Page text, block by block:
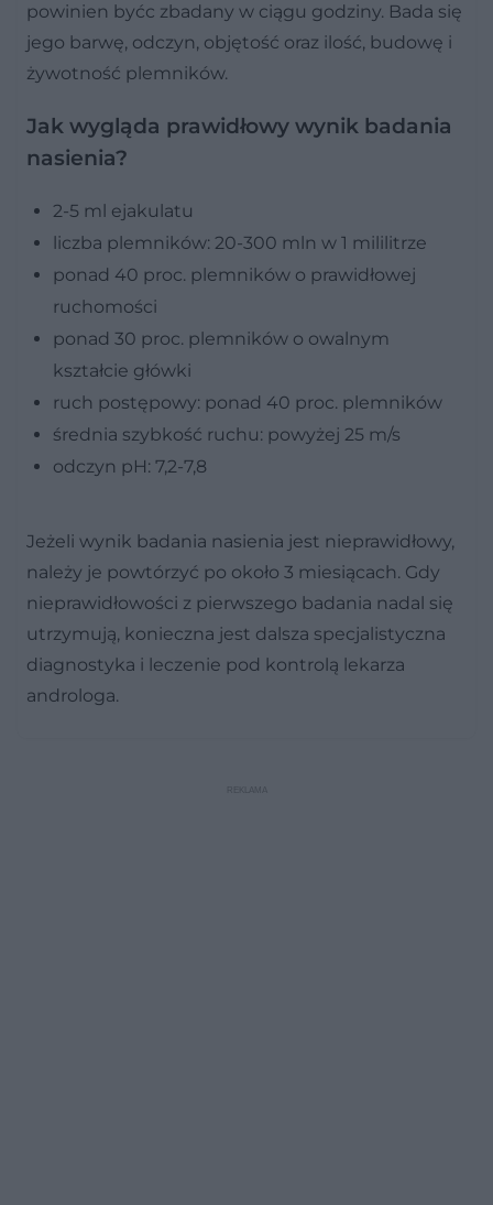
powinien byćc zbadany w ciągu godziny. Bada się
jego barwę, odczyn, objętość oraz ilość, budowę i
żywotność plemników.
Jak wygląda prawidłowy wynik badania
nasienia?
2-5 ml ejakulatu
liczba plemników: 20-300 mln w 1 mililitrze
ponad 40 proc. plemników o prawidłowej
ruchomości
ponad 30 proc. plemników o owalnym
kształcie główki
ruch postępowy: ponad 40 proc. plemników
średnia szybkość ruchu: powyżej 25 m/s
odczyn pH: 7,2-7,8
Jeżeli wynik badania nasienia jest nieprawidłowy,
należy je powtórzyć po około 3 miesiącach. Gdy
nieprawidłowości z pierwszego badania nadal się
utrzymują, konieczna jest dalsza specjalistyczna
diagnostyka i leczenie pod kontrolą lekarza
androloga.